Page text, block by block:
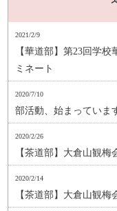
2021/2/9
【華道部】第23回学
ミネート
2020/7/10
部活動、始まっていま
2020/2/26
【茶道部】大倉山観梅
2020/2/14
【茶道部】大倉山観梅